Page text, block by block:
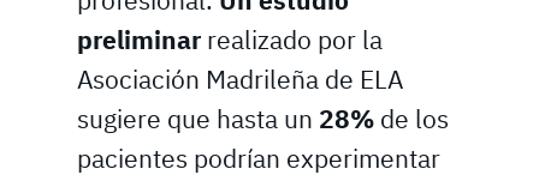
preliminar realizado por la
Asociación Madrileña de ELA
sugiere que hasta un 28% de los
pacientes podrían experimentar